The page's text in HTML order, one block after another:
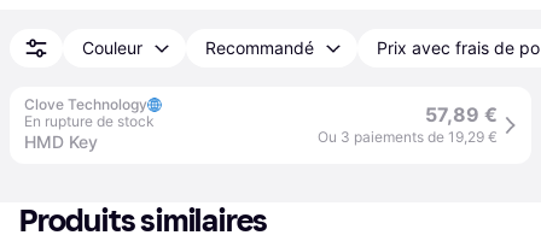
Couleur Recommandé Prix avec frais de
Clove Technology
En rupture de stock
HMD Key
57,89 €
Ou 3 paiements de 19,29 €
Produits similaires